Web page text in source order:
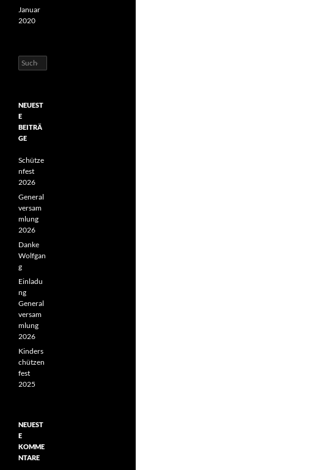
Januar
2020
Suchen
nach:
NEUEST
E
BEITRÄ
GE
Schütze
nfest
2026
General
versam
mlung
2026
Danke
Wolfgan
g
Einladu
ng
General
versam
mlung
2026
Kinders
chützen
fest
2025
NEUEST
E
KOMME
NTARE